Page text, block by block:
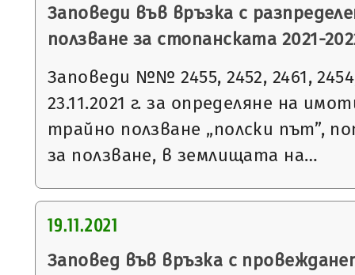
Заповеди във връзка с
ползване за стопанската 2021-
Заповеди №№ 2455, 2452, 2461,
23.11.2021 г. за определяне на
трайно ползване „полски път”,
за ползване, в землищата на…
19.11.2021
Заповед във връзка с